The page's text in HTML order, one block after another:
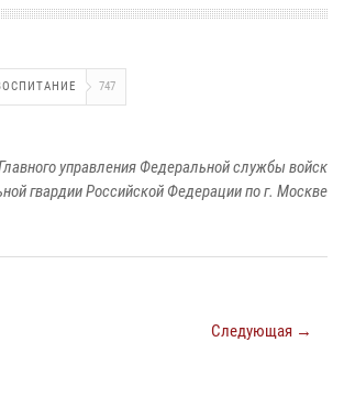
747
управления Федеральной службы войск
гвардии Российской Федерации по г. Москве
Следующая →